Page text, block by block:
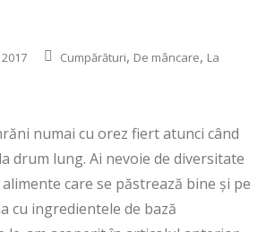
Cumpărături, De mâncare, La
numai cu orez fiert atunci când
drum lung. Ai nevoie de diversitate
care se păstrează bine și pe
cu ingredientele de bază